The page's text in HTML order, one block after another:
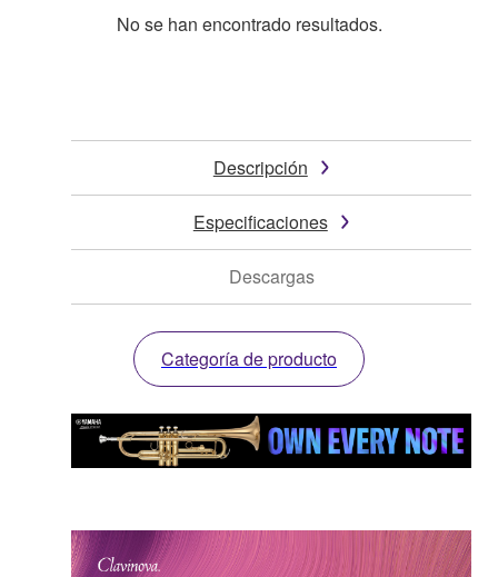
No se han encontrado resultados.
Descripción
Especificaciones
Descargas
Categoría de producto